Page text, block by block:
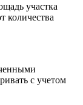
участка
количества
с учетом